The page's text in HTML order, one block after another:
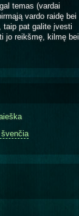
temas (vardai
vardo raidę bei
taip pat galite įvesti
jo reikšmę, kilmę bei